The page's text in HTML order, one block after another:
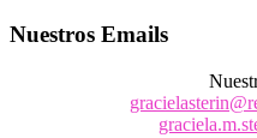
Nuestros Emails